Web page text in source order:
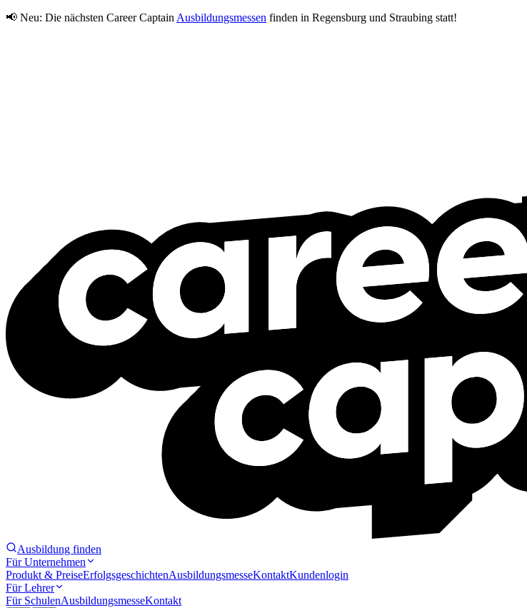
📢 Neu: Die nächsten Career Captain Ausbildungsmessen finden in Regensburg und Straubing statt!
Ausbildung finden
Für Unternehmen
Produkt & PreiseErfolgsgeschichtenAusbildungsmesseKontaktKundenlogin
Für Lehrer
Für SchulenAusbildungsmesseKontakt